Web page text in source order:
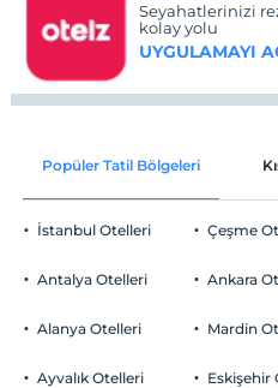
Seyahatlerinizi
kolay yolu
UYGULAMAYI
Popüler Tatil Bölgeleri
İstanbul Otelleri
Antalya Otelleri
Alanya Otelleri
Ayvalık Otelleri
Çeşme
Ankara
Mardin
Eskişehir